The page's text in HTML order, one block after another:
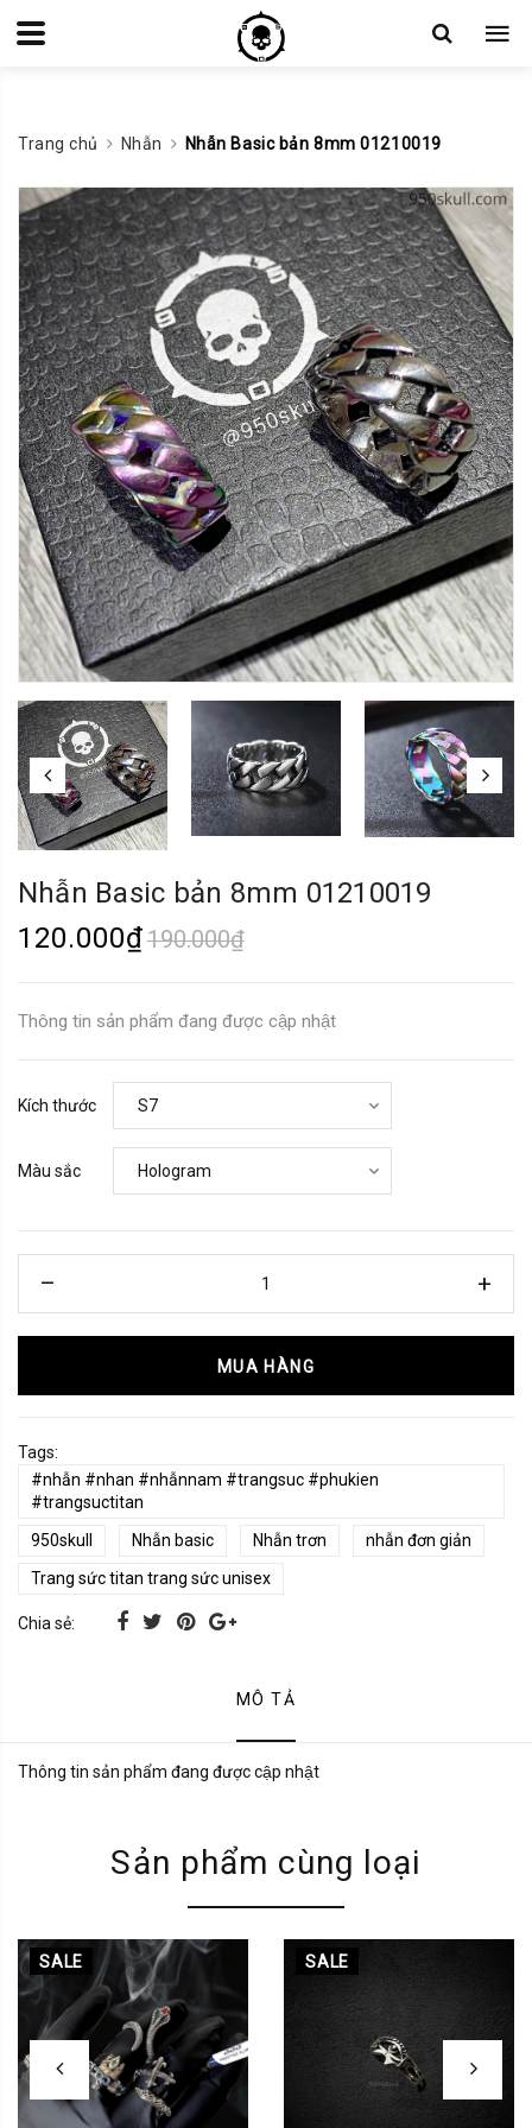
Trang chủ Nhẫn Nhẫn Basic bản 8mm 01210019
Nhẫn Basic bản 8mm 01210019
120.000₫190.000₫
Thông tin sản phẩm đang được cập nhật
Kích thước
Màu sắc
MUA HÀNG
Tags:
#nhẫn #nhan #nhẫnnam #trangsuc #phukien
#trangsuctitan
950skull
Nhẫn basic Nhẫn trơn
nhẫn đơn giản
Trang sức titan trang sức unisex
Chia sẻ:
MÔ TẢ
Thông tin sản phẩm đang được cập nhật
Sản phẩm cùng loại
SALE SALE